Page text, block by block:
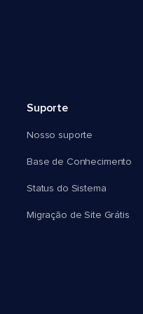
Suporte
Nosso suporte
Base de Conhecimento
Status do Sistema
Migração de Site Grátis